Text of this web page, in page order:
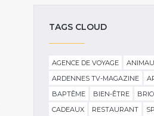
TAGS CLOUD
AGENCE DE VOYAGE
ARDENNES TV-MAGAZINE
BAPTÊME
BIEN-ÊTRE
CADEAUX
RESTAURANT